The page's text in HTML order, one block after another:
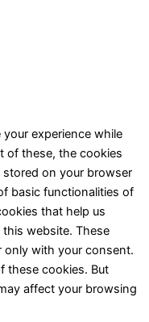
experience while
of these, the cookies
stored on your browser
basic functionalities of
that help us
website. These
only with your consent.
these cookies. But
affect your browsing